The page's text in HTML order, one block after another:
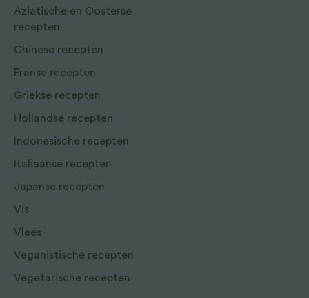
Aziatische en Oosterse
recepten
Chinese recepten
Franse recepten
Griekse recepten
Hollandse recepten
Indonesische recepten
Italiaanse recepten
Japanse recepten
Vis
Vlees
Veganistische recepten
Vegetarische recepten